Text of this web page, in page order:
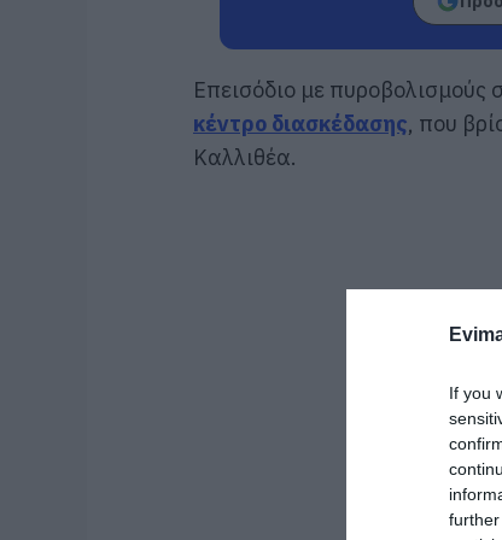
If you
Επεισόδιο με πυροβολισμούς
κέντρο διασκέδασης, που
Καλλιθέα.